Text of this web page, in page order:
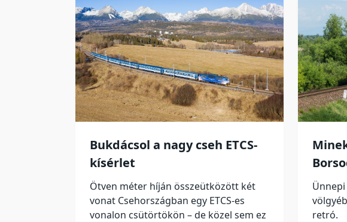
Bukdácsol a nagy cseh ETCS-
kísérlet
Ötven méter híján összeütközött két
vonat Csehországban egy ETCS-es
vonalon csütörtökön – de közel sem ez
retró.